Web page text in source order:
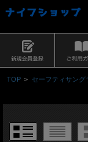
TOP > セーフティサング